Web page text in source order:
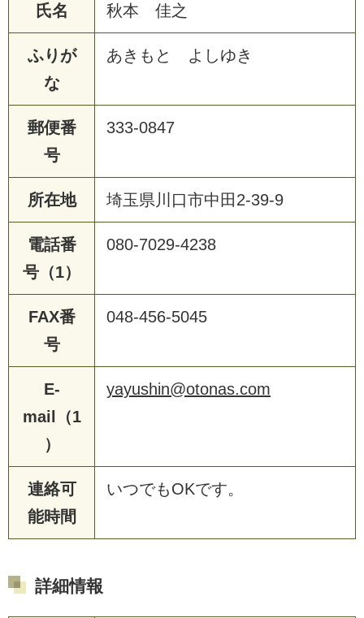
氏名 秋本 佳之
ふりが
な
あきもと よしゆき
郵便番
号
333-0847
所在地 埼玉県川口市中田2-39-9
電話番
号（1）
080-7029-4238
FAX番
号
048-456-5045
E-
mail（1
）
yayushin@otonas.com
連絡可
能時間
いつでもOKです。
詳細情報